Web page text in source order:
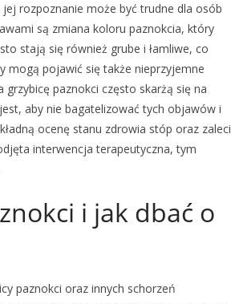
rozpoznanie może być trudne dla osób
są zmiana koloru paznokcia, który
stają się również grube i łamliwe, co
mogą pojawić się także nieprzyjemne
paznokci często skarżą się na
aby nie bagatelizować tych objawów i
ocenę stanu zdrowia stóp oraz zaleci
interwencja terapeutyczna, tym
i jak dbać o
paznokci oraz innych schorzeń